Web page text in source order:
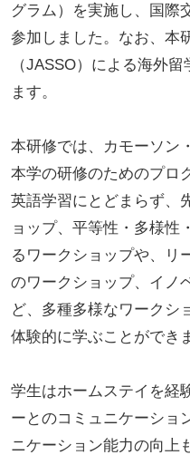
グラム）を実施し、国際
参加しました。なお、本
（JASSO）による海外
ます。
本研修では、カモーソン
本学の研修のためのプロ
英語学習にとどまらず、
ョップ、平等性・多様性
るワークショップや、リ
のワークショップ、イノ
ど、多種多様なワークシ
体験的に学ぶことができ
学生はホームステイを経
ーとのコミュニケーショ
ニケーション能力の向上